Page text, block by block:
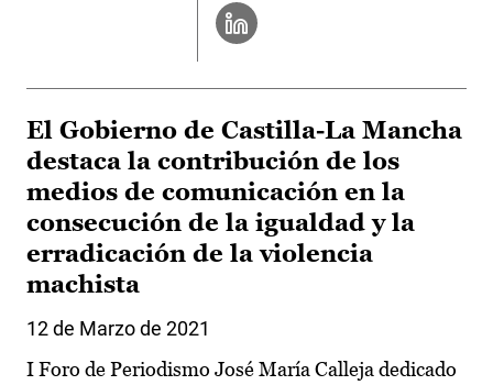
El Gobierno de Castilla-La Mancha
destaca la contribución de los
medios de comunicación en la
consecución de la igualdad y la
erradicación de la violencia
machista
12 de Marzo de 2021
I Foro de Periodismo José María Calleja dedicado